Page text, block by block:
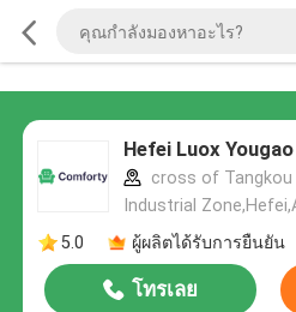
Hefei Luox
cross of Tangkou
Industrial
5.0
ผู้ผลิตได้รับการยืนยัน
โทรเลย